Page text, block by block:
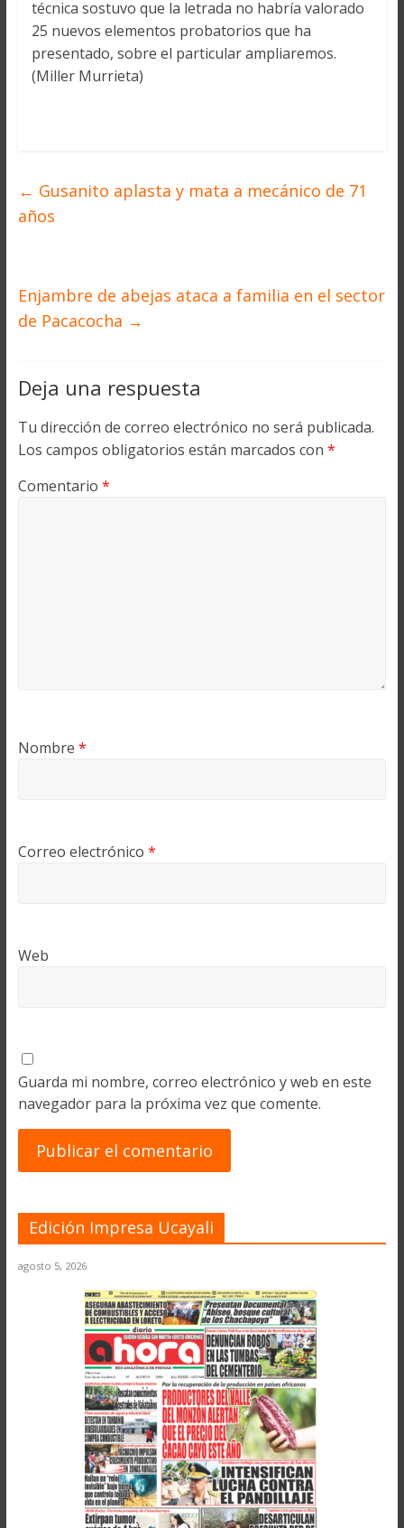
técnica sostuvo que la letrada no habría valorado
25 nuevos elementos probatorios que ha
presentado, sobre el particular ampliaremos.
(Miller Murrieta)
← Gusanito aplasta y mata a mecánico de 71
años
Enjambre de abejas ataca a familia en el sector
de Pacacocha →
Deja una respuesta
Tu dirección de correo electrónico no será publicada.
Los campos obligatorios están marcados con *
Comentario *
Nombre *
Correo electrónico *
Web
Guarda mi nombre, correo electrónico y web en este
navegador para la próxima vez que comente.
Edición Impresa Ucayali
agosto 5, 2026